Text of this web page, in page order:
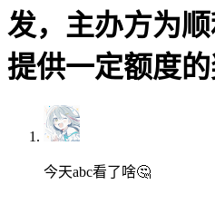
发，主办方为
提供一定额度
今天abc看了啥🤔